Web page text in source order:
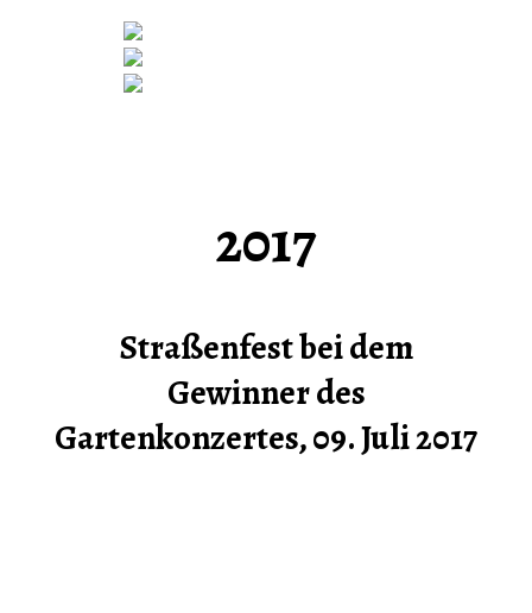
2017
Straßenfest bei dem
Gewinner des
Gartenkonzertes, 09. Juli 2017